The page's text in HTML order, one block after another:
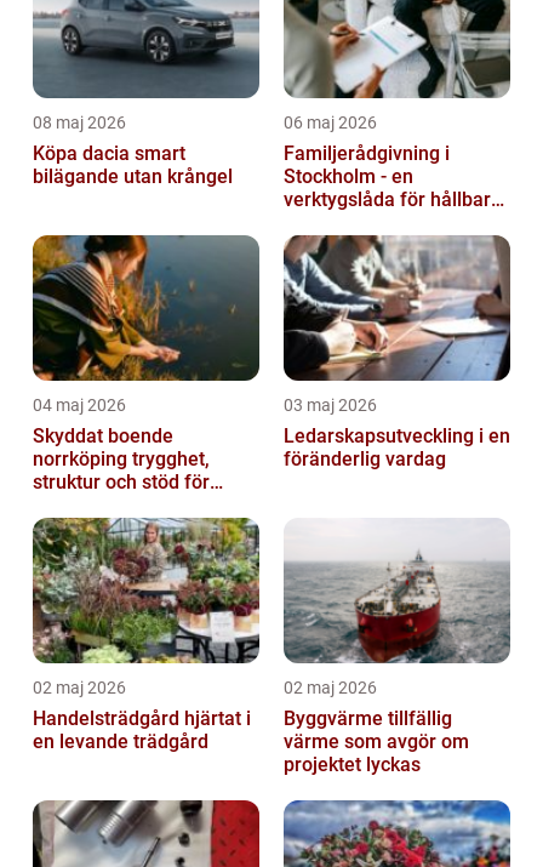
08 maj 2026
Köpa dacia smart
bilägande utan krångel
06 maj 2026
Familjerådgivning i
Stockholm - en
verktygslåda för hållbara
04 maj 2026
Skyddat boende
norrköping trygghet,
struktur och stöd för
situationer
03 maj 2026
Ledarskapsutveckling i en
föränderlig vardag
02 maj 2026
Handelsträdgård hjärtat i
en levande trädgård
02 maj 2026
Byggvärme tillfällig
värme som avgör om
projektet lyckas